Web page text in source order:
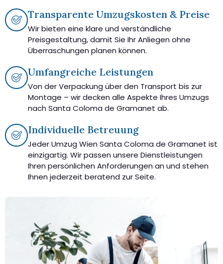
Transparente Umzugskosten & Preise
Wir bieten eine klare und verständliche
Preisgestaltung, damit Sie Ihr Anliegen ohne
Überraschungen planen können.
Umfangreiche Leistungen
Von der Verpackung über den Transport bis zur
Montage – wir decken alle Aspekte Ihres Umzugs
nach Santa Coloma de Gramanet ab.
Individuelle Betreuung
Jeder Umzug Wien Santa Coloma de Gramanet ist
einzigartig. Wir passen unsere Dienstleistungen
Ihren persönlichen Anforderungen an und stehen
Ihnen jederzeit beratend zur Seite.